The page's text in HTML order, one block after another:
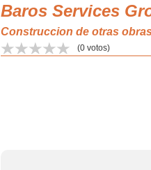
Baros Services
Construccion de otras
(0 votos)